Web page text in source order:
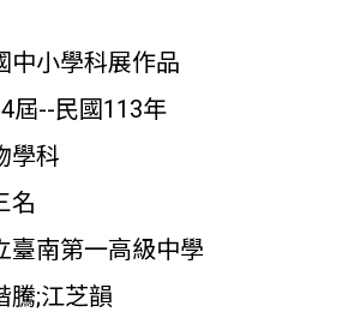
中小學科展作品
屆--民國113年
學科
名
臺南第一高級中學
騰;江芝韻